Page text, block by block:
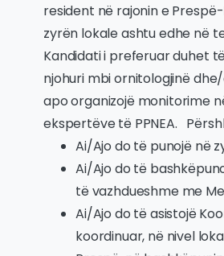
resident në rajonin e
zyrën lokale ashtu edhe në
Kandidati i preferuar duhet
njohuri mbi ornitologjinë
apo organizojë monitorime
ekspertëve të PPNEA.
Ai/Ajo do të punojë në
Ai/Ajo do të
të vazhdueshme me
Ai/Ajo do të asistojë
koordinuar, në nivel